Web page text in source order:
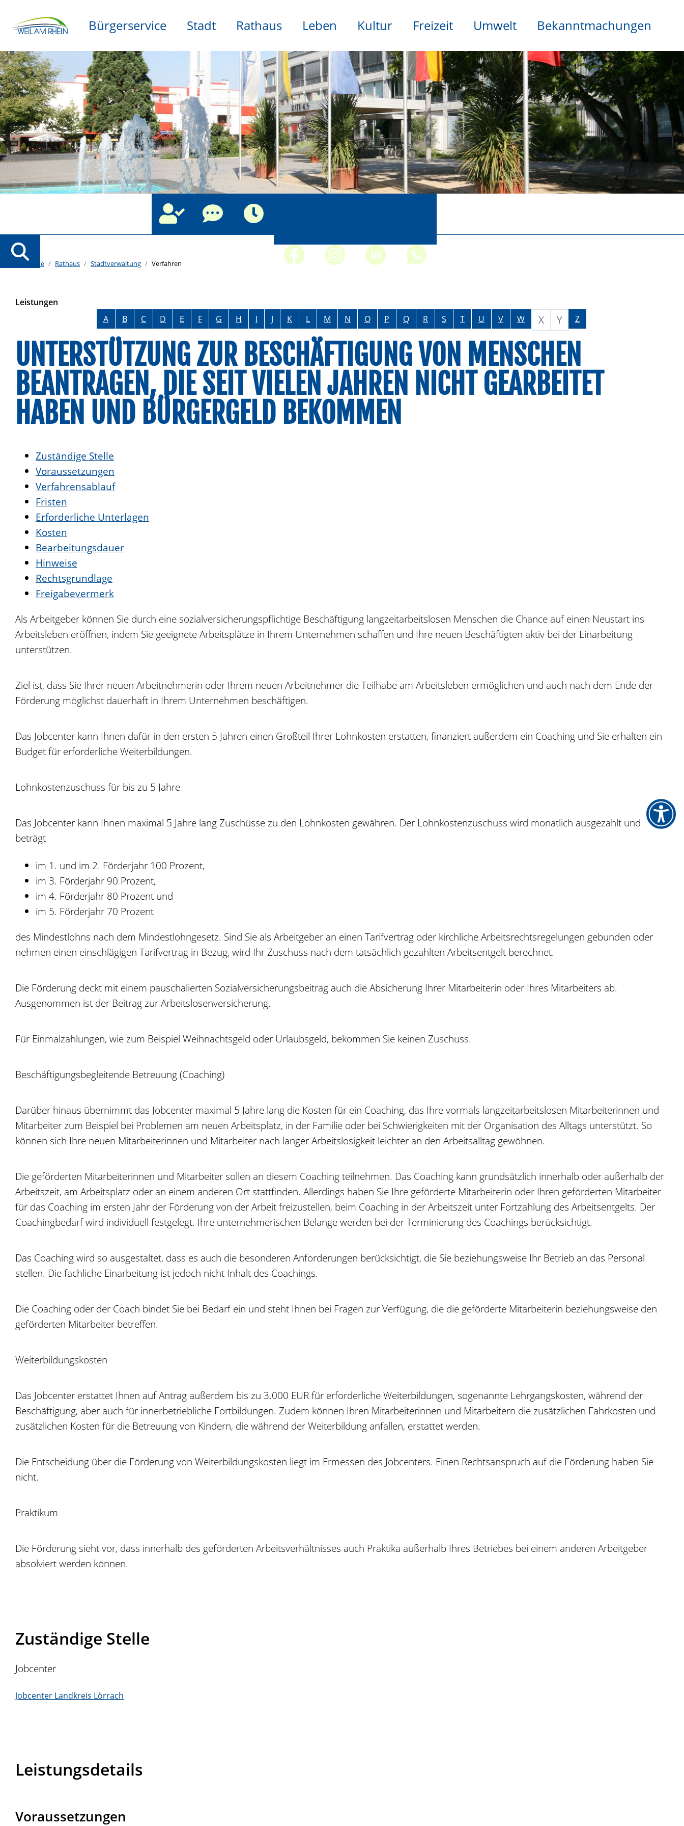
Bürgerservice Stadt Rathaus Leben Kultur Freizeit Umwelt Bekanntmachungen
Startseite Rathaus Stadtverwaltung Verfahren
Leistungen
Alphabetisches Register überspringen
A B C D E F G H I J K L M N O P Q R S T U V W X Y Z
UNTERSTÜTZUNG ZUR BESCHÄFTIGUNG VON MENSCHEN
BEANTRAGEN, DIE SEIT VIELEN JAHREN NICHT GEARBEITET
HABEN UND BÜRGERGELD BEKOMMEN
Zuständige Stelle
Voraussetzungen
Verfahrensablauf
Fristen
Erforderliche Unterlagen
Kosten
Bearbeitungsdauer
Hinweise
Rechtsgrundlage
Freigabevermerk
Als Arbeitgeber können Sie durch eine sozialversicherungspflichtige Beschäftigung langzeitarbeitslosen Menschen die Chance auf einen Neustart ins
Arbeitsleben eröffnen, indem Sie geeignete Arbeitsplätze in Ihrem Unternehmen schaffen und Ihre neuen Beschäftigten aktiv bei der Einarbeitung
unterstützen.
Ziel ist, dass Sie Ihrer neuen Arbeitnehmerin oder Ihrem neuen Arbeitnehmer die Teilhabe am Arbeitsleben ermöglichen und auch nach dem Ende der
Förderung möglichst dauerhaft in Ihrem Unternehmen beschäftigen.
Das Jobcenter kann Ihnen dafür in den ersten 5 Jahren einen Großteil Ihrer Lohnkosten erstatten, finanziert außerdem ein Coaching und Sie erhalten ein
Budget für erforderliche Weiterbildungen.
Lohnkostenzuschuss für bis zu 5 Jahre
Das Jobcenter kann Ihnen maximal 5 Jahre lang Zuschüsse zu den Lohnkosten gewähren. Der Lohnkostenzuschuss wird monatlich ausgezahlt und
beträgt
im 1. und im 2. Förderjahr 100 Prozent,
im 3. Förderjahr 90 Prozent,
im 4. Förderjahr 80 Prozent und
im 5. Förderjahr 70 Prozent
des Mindestlohns nach dem Mindestlohngesetz. Sind Sie als Arbeitgeber an einen Tarifvertrag oder kirchliche Arbeitsrechtsregelungen gebunden oder
nehmen einen einschlägigen Tarifvertrag in Bezug, wird Ihr Zuschuss nach dem tatsächlich gezahlten Arbeitsentgelt berechnet.
Die Förderung deckt mit einem pauschalierten Sozialversicherungsbeitrag auch die Absicherung Ihrer Mitarbeiterin oder Ihres Mitarbeiters ab.
Ausgenommen ist der Beitrag zur Arbeitslosenversicherung.
Für Einmalzahlungen, wie zum Beispiel Weihnachtsgeld oder Urlaubsgeld, bekommen Sie keinen Zuschuss.
Beschäftigungsbegleitende Betreuung (Coaching)
Darüber hinaus übernimmt das Jobcenter maximal 5 Jahre lang die Kosten für ein Coaching, das Ihre vormals langzeitarbeitslosen Mitarbeiterinnen und
Mitarbeiter zum Beispiel bei Problemen am neuen Arbeitsplatz, in der Familie oder bei Schwierigkeiten mit der Organisation des Alltags unterstützt. So
können sich Ihre neuen Mitarbeiterinnen und Mitarbeiter nach langer Arbeitslosigkeit leichter an den Arbeitsalltag gewöhnen.
Die geförderten Mitarbeiterinnen und Mitarbeiter sollen an diesem Coaching teilnehmen. Das Coaching kann grundsätzlich innerhalb oder außerhalb der
Arbeitszeit, am Arbeitsplatz oder an einem anderen Ort stattfinden. Allerdings haben Sie Ihre geförderte Mitarbeiterin oder Ihren geförderten Mitarbeiter
für das Coaching im ersten Jahr der Förderung von der Arbeit freizustellen, beim Coaching in der Arbeitszeit unter Fortzahlung des Arbeitsentgelts. Der
Coachingbedarf wird individuell festgelegt. Ihre unternehmerischen Belange werden bei der Terminierung des Coachings berücksichtigt.
Das Coaching wird so ausgestaltet, dass es auch die besonderen Anforderungen berücksichtigt, die Sie beziehungsweise Ihr Betrieb an das Personal
stellen. Die fachliche Einarbeitung ist jedoch nicht Inhalt des Coachings.
Die Coaching oder der Coach bindet Sie bei Bedarf ein und steht Ihnen bei Fragen zur Verfügung, die die geförderte Mitarbeiterin beziehungsweise den
geförderten Mitarbeiter betreffen.
Weiterbildungskosten
Das Jobcenter erstattet Ihnen auf Antrag außerdem bis zu 3.000 EUR für erforderliche Weiterbildungen, sogenannte Lehrgangskosten, während der
Beschäftigung, aber auch für innerbetriebliche Fortbildungen. Zudem können Ihren Mitarbeiterinnen und Mitarbeitern die zusätzlichen Fahrkosten und
zusätzlichen Kosten für die Betreuung von Kindern, die während der Weiterbildung anfallen, erstattet werden.
Die Entscheidung über die Förderung von Weiterbildungskosten liegt im Ermessen des Jobcenters. Einen Rechtsanspruch auf die Förderung haben Sie
nicht.
Praktikum
Die Förderung sieht vor, dass innerhalb des geförderten Arbeitsverhältnisses auch Praktika außerhalb Ihres Betriebes bei einem anderen Arbeitgeber
absolviert werden können.
Zuständige Stelle
Jobcenter
Jobcenter Landkreis Lörrach
Leistungsdetails
Voraussetzungen